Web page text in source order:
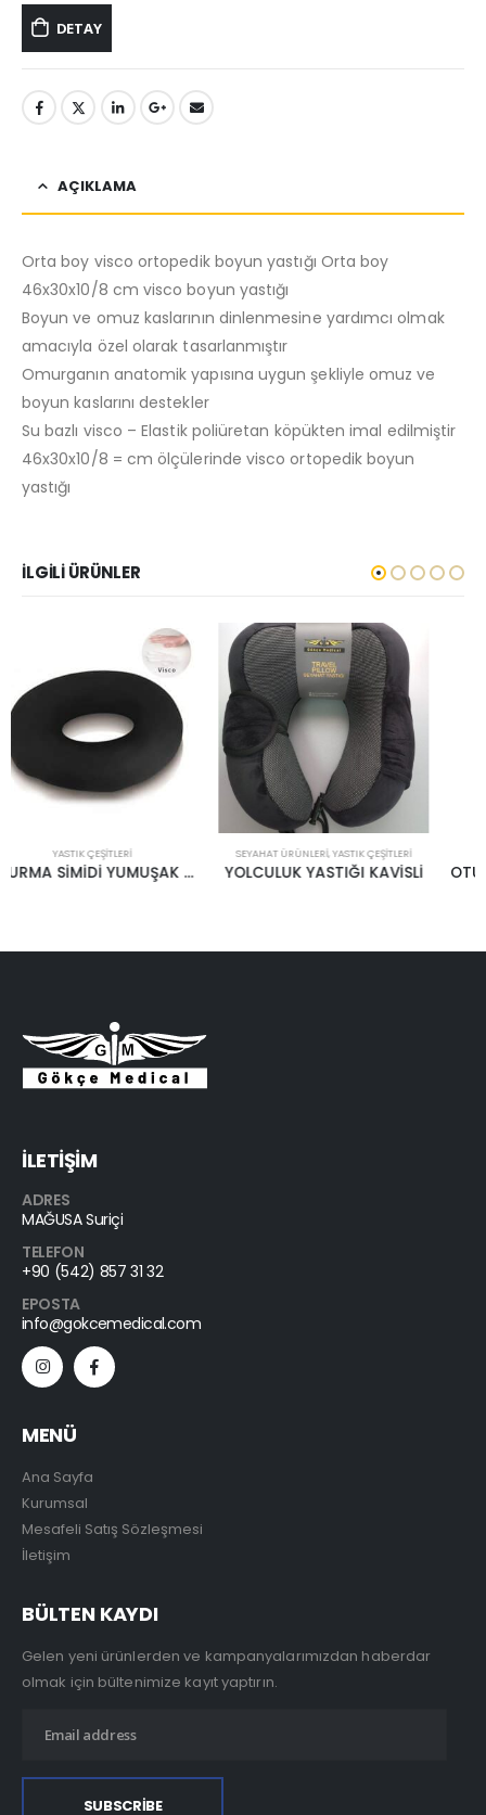
DETAY
AÇIKLAMA
Orta boy visco ortopedik boyun yastığı Orta boy
46x30x10/8 cm visco boyun yastığı
Boyun ve omuz kaslarının dinlenmesine yardımcı olmak
amacıyla özel olarak tasarlanmıştır
Omurganın anatomik yapısına uygun şekliyle omuz ve
boyun kaslarını destekler
Su bazlı visco – Elastik poliüretan köpükten imal edilmiştir
46x30x10/8 = cm ölçülerinde visco ortopedik boyun
yastığı
İLGILI ÜRÜNLER
SEYAHAT ÜRÜNLERİ
YOLCULUK YASTIĞI KAVİSLİ
YASTIK ÇEŞITLERI
OTURMA SİMİDİ KAPALI MODEL SC 1001″CASE”
İLETİŞİM
ADRES
MAĞUSA Suriçi
TELEFON
+90 (542) 857 31 32
EPOSTA
info@gokcemedical.com
MENÜ
Ana Sayfa
Kurumsal
Mesafeli Satış Sözleşmesi
İletişim
BÜLTEN KAYDI
Gelen yeni ürünlerden ve kampanyalarımızdan haberdar
olmak için bültenimize kayıt yaptırın.